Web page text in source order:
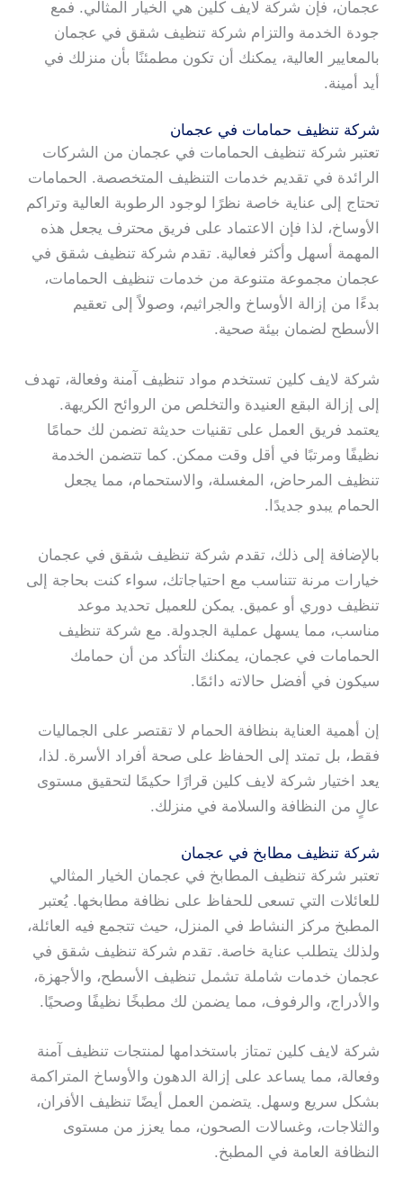
عجمان، فإن شركة لايف كلين هي الخيار المثالي. فمع
جودة الخدمة والتزام شركة تنظيف شقق في عجمان
بالمعايير العالية، يمكنك أن تكون مطمئنًا بأن منزلك في
أيد أمينة.
شركة تنظيف حمامات في عجمان
تعتبر شركة تنظيف الحمامات في عجمان من الشركات
الرائدة في تقديم خدمات التنظيف المتخصصة. الحمامات
تحتاج إلى عناية خاصة نظرًا لوجود الرطوبة العالية وتراكم
الأوساخ، لذا فإن الاعتماد على فريق محترف يجعل هذه
المهمة أسهل وأكثر فعالية. تقدم شركة تنظيف شقق في
عجمان مجموعة متنوعة من خدمات تنظيف الحمامات،
بدءًا من إزالة الأوساخ والجراثيم، وصولاً إلى تعقيم
الأسطح لضمان بيئة صحية.
شركة لايف كلين تستخدم مواد تنظيف آمنة وفعالة، تهدف
إلى إزالة البقع العنيدة والتخلص من الروائح الكريهة.
يعتمد فريق العمل على تقنيات حديثة تضمن لك حمامًا
نظيفًا ومرتبًا في أقل وقت ممكن. كما تتضمن الخدمة
تنظيف المرحاض، المغسلة، والاستحمام، مما يجعل
الحمام يبدو جديدًا.
بالإضافة إلى ذلك، تقدم شركة تنظيف شقق في عجمان
خيارات مرنة تتناسب مع احتياجاتك، سواء كنت بحاجة إلى
تنظيف دوري أو عميق. يمكن للعميل تحديد موعد
مناسب، مما يسهل عملية الجدولة. مع شركة تنظيف
الحمامات في عجمان، يمكنك التأكد من أن حمامك
سيكون في أفضل حالاته دائمًا.
إن أهمية العناية بنظافة الحمام لا تقتصر على الجماليات
فقط، بل تمتد إلى الحفاظ على صحة أفراد الأسرة. لذا،
يعد اختيار شركة لايف كلين قرارًا حكيمًا لتحقيق مستوى
عالٍ من النظافة والسلامة في منزلك.
شركة تنظيف مطابخ في عجمان
تعتبر شركة تنظيف المطابخ في عجمان الخيار المثالي
للعائلات التي تسعى للحفاظ على نظافة مطابخها. يُعتبر
المطبخ مركز النشاط في المنزل، حيث تتجمع فيه العائلة،
ولذلك يتطلب عناية خاصة. تقدم شركة تنظيف شقق في
عجمان خدمات شاملة تشمل تنظيف الأسطح، والأجهزة،
والأدراج، والرفوف، مما يضمن لك مطبخًا نظيفًا وصحيًا.
شركة لايف كلين تمتاز باستخدامها لمنتجات تنظيف آمنة
وفعالة، مما يساعد على إزالة الدهون والأوساخ المتراكمة
بشكل سريع وسهل. يتضمن العمل أيضًا تنظيف الأفران،
والثلاجات، وغسالات الصحون، مما يعزز من مستوى
النظافة العامة في المطبخ.